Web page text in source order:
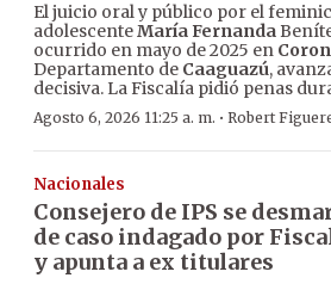
El juicio oral y público por el
adolescenteMaría Fernanda
ocurrido en mayo de 2025 en
Departamento de Caaguazú,
decisiva. La Fiscalía pidió penas
Agosto 6, 2026 11:25 a. m. · Robert
Nacionales
Consejero de IPS se
de caso indagado por
y apunta a ex titulares